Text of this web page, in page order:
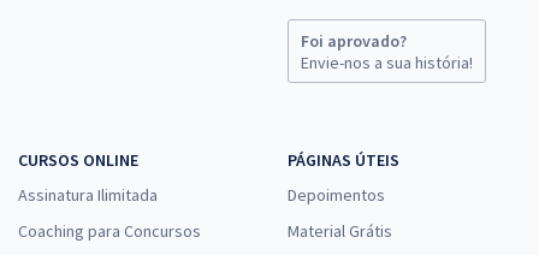
CREA PB - Conselho Regional de Engenharia e Agronomia do Estado
da Paraíba - Conhecimentos Específicos para o Cargo: Assistente
Administrativo
15,32
Foi aprovado?
Envie-nos a sua história!
CURSOS ONLINE
Assinatura Ilimitada
Coaching para Concursos
PÁGINAS ÚTEIS
Depoimentos
Material Grátis